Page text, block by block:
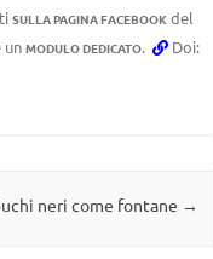
SULLA PAGINA FACEBOOKdel
un MODULO DEDICATO. Doi:
neri come fontane →